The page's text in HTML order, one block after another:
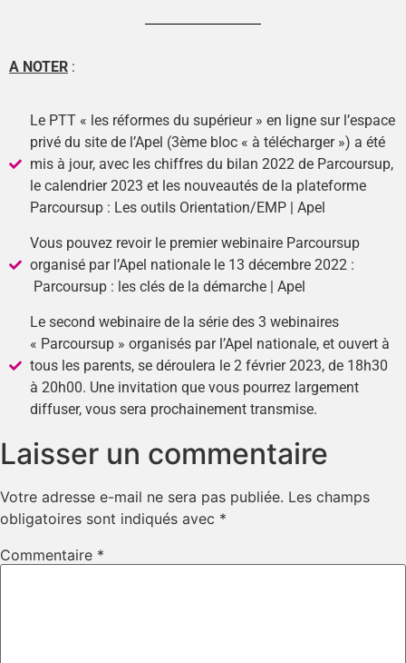
A NOTER :
Le PTT « les réformes du supérieur » en ligne sur l’espace
privé du site de l’Apel (3ème bloc « à télécharger ») a été
mis à jour, avec les chiffres du bilan 2022 de Parcoursup,
le calendrier 2023 et les nouveautés de la plateforme
Parcoursup : Les outils Orientation/EMP | Apel
Vous pouvez revoir le premier webinaire Parcoursup
organisé par l’Apel nationale le 13 décembre 2022 :
Parcoursup : les clés de la démarche | Apel
Le second webinaire de la série des 3 webinaires
« Parcoursup » organisés par l’Apel nationale, et ouvert à
tous les parents, se déroulera le 2 février 2023, de 18h30
à 20h00. Une invitation que vous pourrez largement
diffuser, vous sera prochainement transmise.
Laisser un commentaire
Votre adresse e-mail ne sera pas publiée. Les champs
obligatoires sont indiqués avec *
Commentaire *